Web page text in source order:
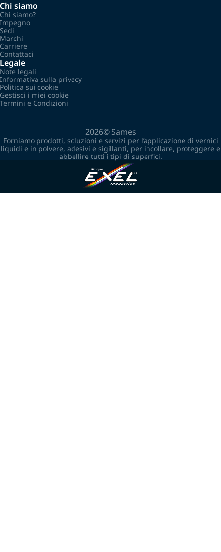
Chi siamo
Chi siamo?
Impegno
Sedi
Marchi
Carriere
Contattaci
Legale
Note legali
Informativa sulla privacy
Politica sui cookie
Gestisci i miei cookie
Termini e Condizioni
2026© Sames
Forniamo prodotti, soluzioni e servizi per l’applicazione di vernici
liquidi e in polvere, adesivi e sigillanti, per incollare, proteggere e
abbellire tutti i tipi di superfici.